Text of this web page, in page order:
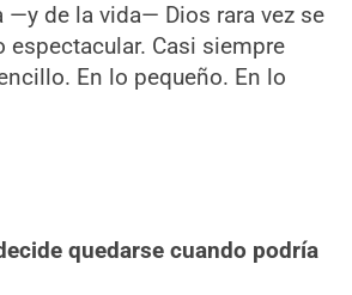
—y de la vida— Dios rara vez se
espectacular. Casi siempre
En lo pequeño. En lo
quedarse cuando podría